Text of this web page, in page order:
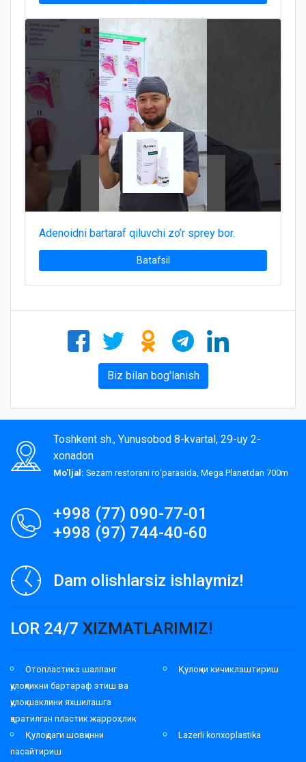
Adenoidni bartaraf qiluvchi zo’r sprey bor.
Batafsil
Biz bilan bog'lanish
Toshkent sh., Yunusobod 8-kvartal, 29-uy 2-
xonadon
Mo'ljal: Sezam restorani roʻparasida, Mega Planetdan 700m
+998 (77) 090-77-01
+998 (97) 744-40-60
Dam olishlarsiz ishlaymiz!
LOR 24/7 XIZMATLARIMIZ!
Отопластика шалпанг
қулоқликни бартараф этиш ва
қулоқ шаклини яхшилашга
қаратилган пластик жарроҳлик
Қулоқни кичиклаштириш
Қулоқдаги шовқинни
пасайтириш
Lazerli konxoplastika